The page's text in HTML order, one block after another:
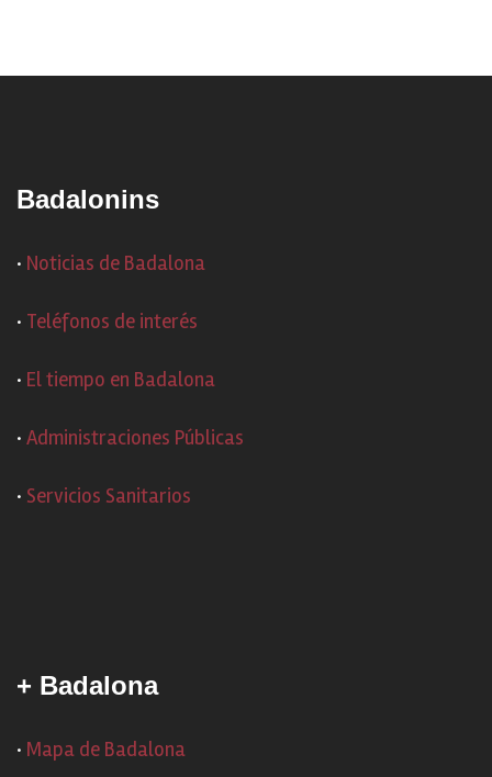
Badalonins
· Noticias de Badalona
· Teléfonos de interés
· El tiempo en Badalona
· Administraciones Públicas
· Servicios Sanitarios
+ Badalona
· Mapa de Badalona